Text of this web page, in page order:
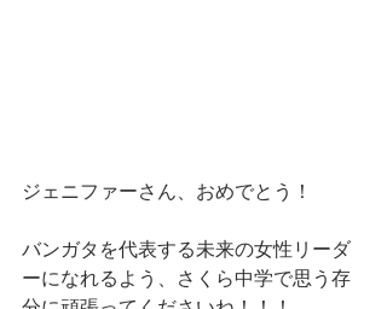
ジェニファーさん、おめでとう！
バンガタを代表する未来の女性リーダ
ーになれるよう、さくら中学で思う存